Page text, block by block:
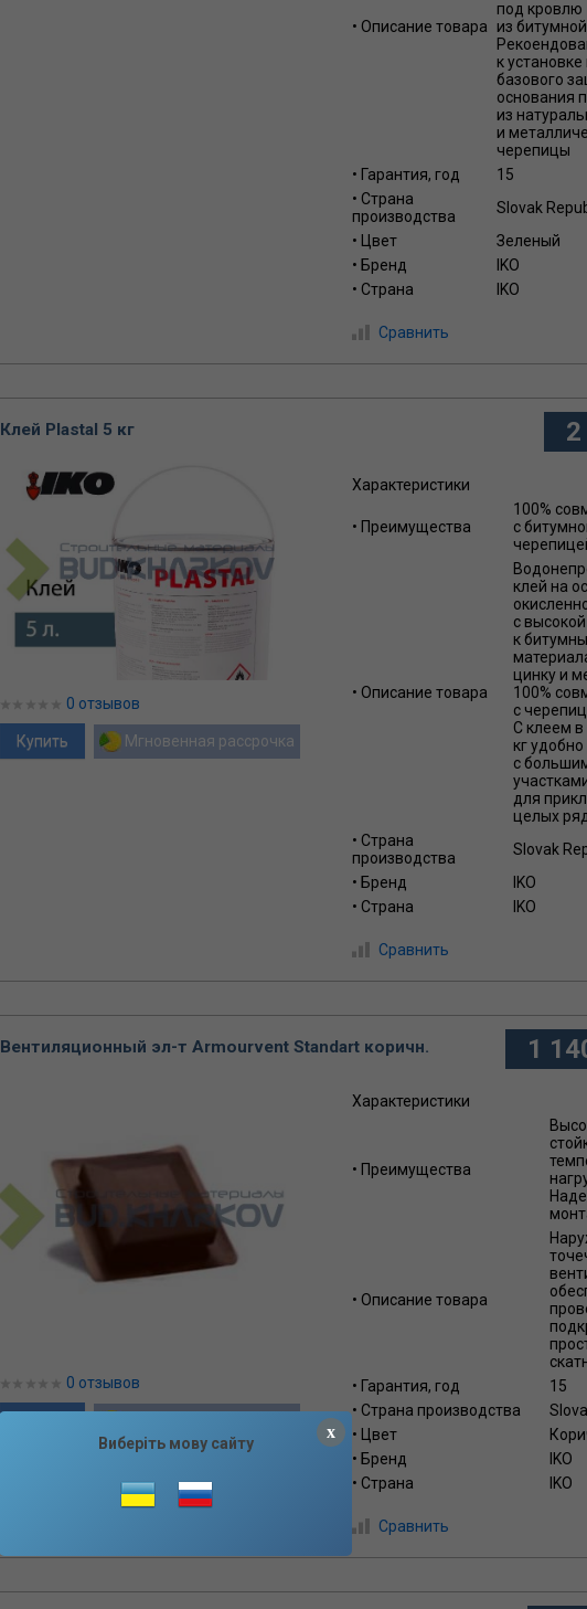
• Описание товара
под кровлю
из
к
базового
основания
из
и
черепицы
• Гарантия, год
15
• Страна
производства
Slovak
• Цвет
Зеленый
• Бренд
IKO
• Страна
IKO
Сравнить
Клей Plastal 5 кг 2
0 отзывов
Мгновенная рассрочка
Характеристики
• Преимущества
100%
с
• Описание товара
клей на
с
к
цинку и
100%
с
С клеем в
кг
с
для
целых
• Страна
производства
Slovak
• Бренд
IKO
• Страна
IKO
Сравнить
Вентиляционный эл-т Armourvent Standart коричн. 1
0 отзывов
Характеристики
• Преимущества
• Описание товара
• Гарантия, год
15
• Страна производства
• Цвет
• Бренд
IKO
• Страна
IKO
Сравнить
x
Виберіть мову сайту